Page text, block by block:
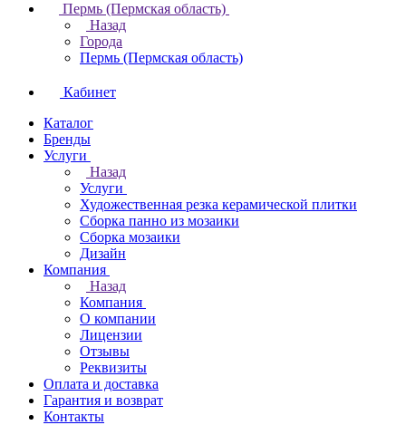
Пермь (Пермская область)
Назад
Города
Пермь (Пермская область)
Кабинет
Каталог
Бренды
Услуги
Назад
Услуги
Художественная резка керамической плитки
Сборка панно из мозаики
Сборка мозаики
Дизайн
Компания
Назад
Компания
О компании
Лицензии
Отзывы
Реквизиты
Оплата и доставка
Гарантия и возврат
Контакты